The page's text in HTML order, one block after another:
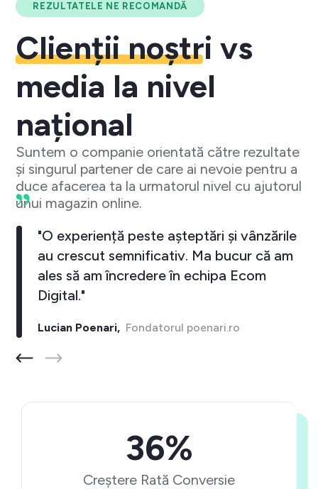
REZULTATELE NE RECOMANDĂ
Clienții noștri vs
media la nivel
național
Suntem o companie orientată către rezultate
și singurul partener de care ai nevoie pentru a
duce afacerea ta la urmatorul nivel cu ajutorul
unui magazin online.
"O experiență peste așteptări și vânzările
au crescut semnificativ. Ma bucur că am
ales să am încredere în echipa Ecom
Digital."
Lucian Poenari,Fondatorul poenari.ro
36%
Creștere Rată Conversie